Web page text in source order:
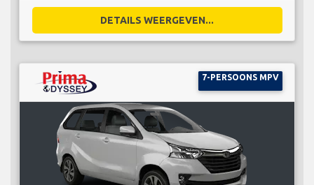
DETAILS WEERGEVEN...
7-PERSOONS MPV